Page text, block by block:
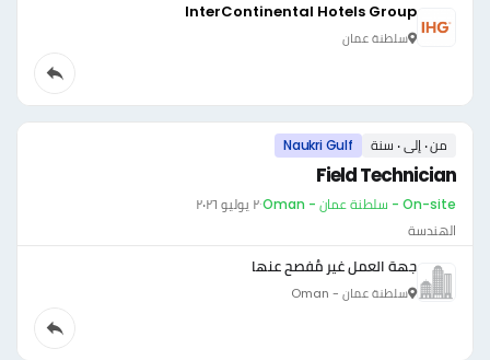
InterContinental Hotels Group
سلطنة عمان
من ٠ إلى ٠ سنة Naukri Gulf
Field Technician
On-site - سلطنة عمان - Oman ·٢ يوليو ٢٠٢٦
الهندسة
جهة العمل غير مُفصح عنها
سلطنة عمان - Oman